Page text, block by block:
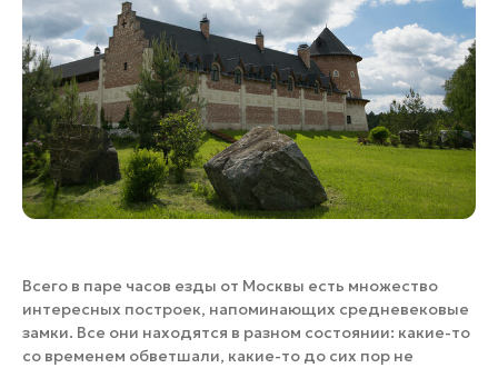
Банные комплексы
Горнолыжные клубы
Спецпроекты
Инвестиционный портал
Федоскинская фабрика
Пикник в Подмосковье
Золотое кольцо России
Инвесторам
Особо охраняемые
природные территории
Всего в паре часов езды от Москвы есть множество
интересных построек, напоминающих средневековые
замки. Все они находятся в разном состоянии: какие-то
со временем обветшали, какие-то до сих пор не